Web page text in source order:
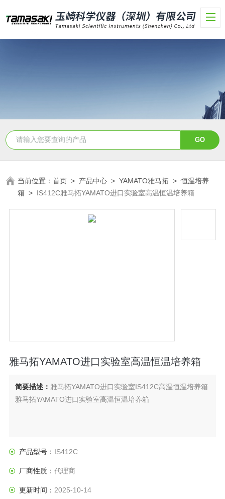
当前位置：首页 > 产品中心 >YAMATO雅马拓 >恒温培养
箱 > IS412C雅马拓YAMATO进口实验室高温恒温培养箱
雅马拓YAMATO进口实验室高温恒温培养箱
简要描述： 雅马拓YAMATO进口实验室IS412C高温恒温培养箱
雅马拓YAMATO进口实验室高温恒温培养箱
产品型号： IS412C
厂商性质： 代理商
更新时间： 2025-10-14